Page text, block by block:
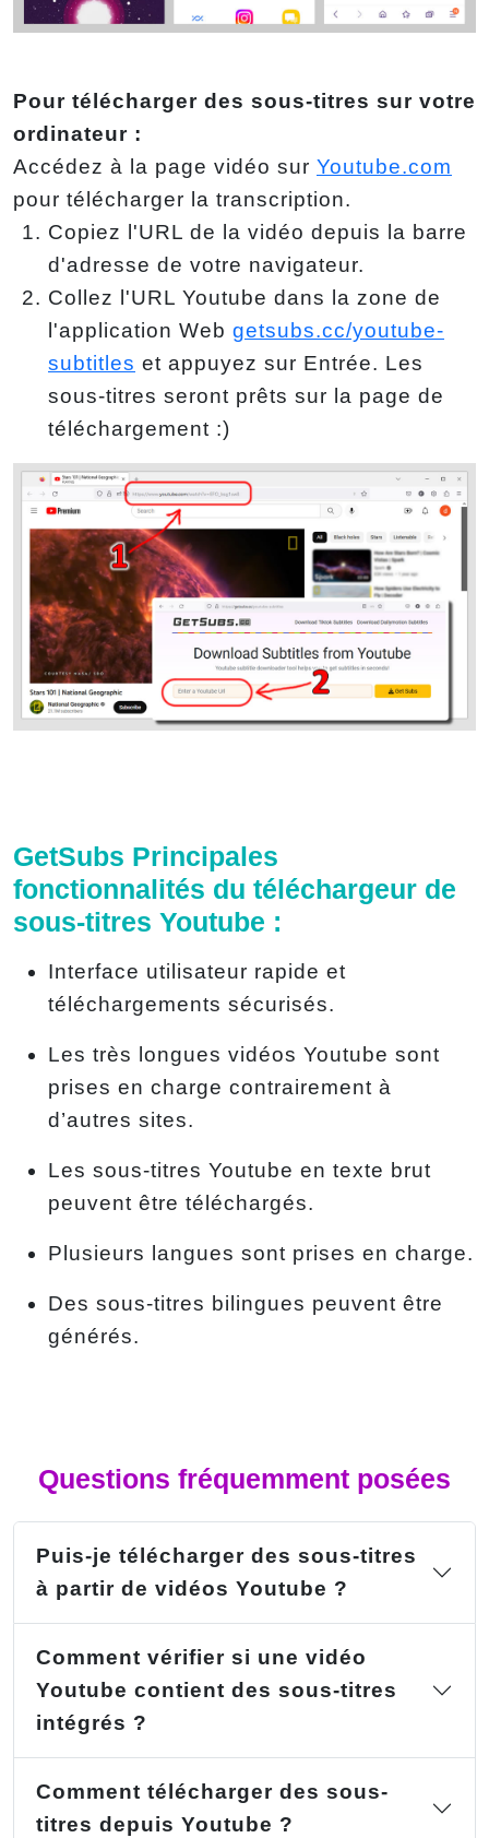
Pour télécharger des sous-titres sur votre
ordinateur :
Accédez à la page vidéo sur Youtube.com
pour télécharger la transcription.
Copiez l'URL de la vidéo depuis la barre
d'adresse de votre navigateur.
Collez l'URL Youtube dans la zone de
l'application Web getsubs.cc/youtube-
subtitles et appuyez sur Entrée. Les
sous-titres seront prêts sur la page de
téléchargement :)
GetSubs Principales
fonctionnalités du téléchargeur de
sous-titres Youtube :
Interface utilisateur rapide et
téléchargements sécurisés.
Les très longues vidéos Youtube sont
prises en charge contrairement à
d’autres sites.
Les sous-titres Youtube en texte brut
peuvent être téléchargés.
Plusieurs langues sont prises en charge.
Des sous-titres bilingues peuvent être
générés.
Questions fréquemment posées
Puis-je télécharger des sous-titres
à partir de vidéos Youtube ?
Comment vérifier si une vidéo
Youtube contient des sous-titres
intégrés ?
Comment télécharger des sous-
titres depuis Youtube ?